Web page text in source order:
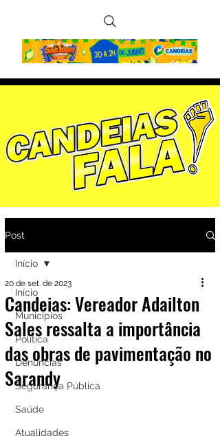
Post
Início
Municípios
Política
Denúncias
Segurança Pública
Saúde
Atualidades
Início
Candeias: Vereador Adailton
Sales ressalta a importância
das obras de pavimentação no
Sarandy
20 de set. de 2023